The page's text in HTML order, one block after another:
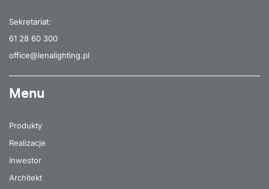
Sekretariat:
61 28 60 300
office@lenalighting.pl
Menu
Produkty
Realizacje
Inwestor
Architekt